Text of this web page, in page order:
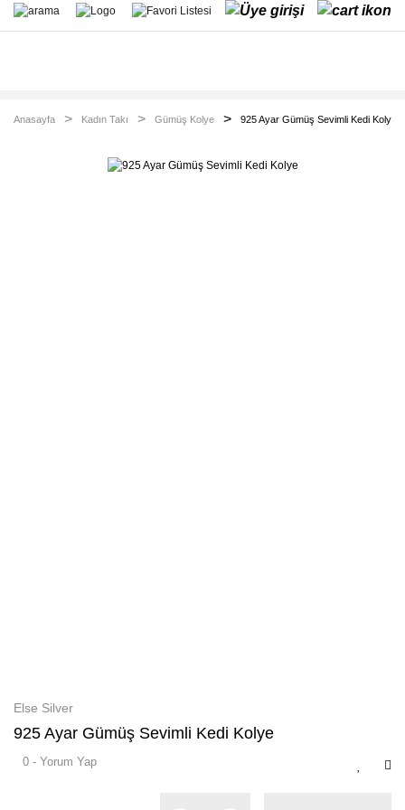
Anasayfa Kadın Takı Gümüş Kolye 925 Ayar Gümüş Sevimli Kedi Kolye
Else Silver
925 Ayar Gümüş Sevimli Kedi Kolye
0 - Yorum Yap